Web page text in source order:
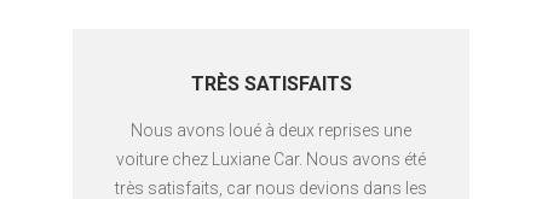
TRÈS SATISFAITS
Nous avons loué à deux reprises une
voiture chez Luxiane Car. Nous avons été
très satisfaits, car nous devions dans les